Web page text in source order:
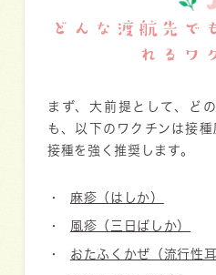
どんな渡航先で
れるワ
まず、大前提として、
ど
も、以下のワクチンは接
接種を強く推奨します。
麻疹（はしか）
風疹（三日ばしか）
おたふくかぜ（流行性耳